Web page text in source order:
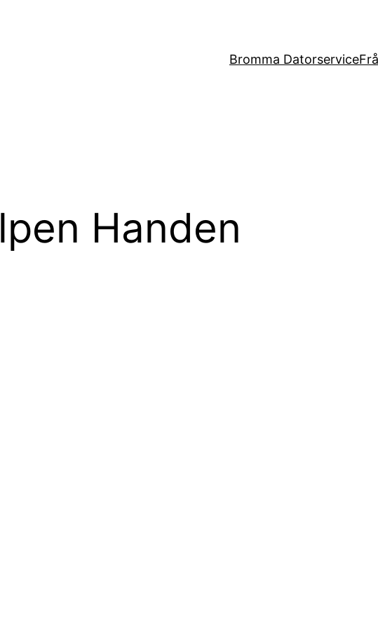
Bromma Datorservice
Handen